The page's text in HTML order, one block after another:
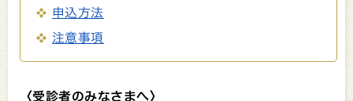
申込方法
注意事項
〈受診者のみなさまへ〉